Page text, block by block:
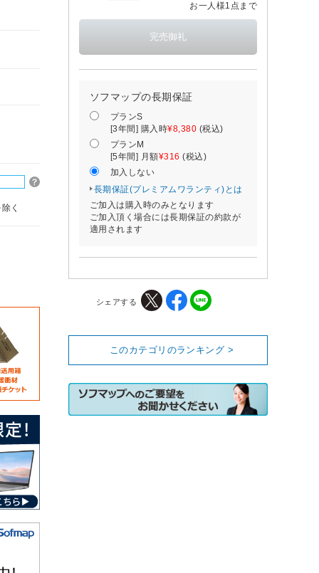
く
お一人様1点まで
ソフマップの長期保証
プランS
[3年間] 購入時¥8,380 (税込)
プランM
[5年間] 月額¥316 (税込)
加入しない
長期保証(プレミアムワランティ)とは
ご加入は購入時のみとなります
ご加入頂く場合には長期保証の約款が
適用されます
シェアする
このカテゴリのランキング >